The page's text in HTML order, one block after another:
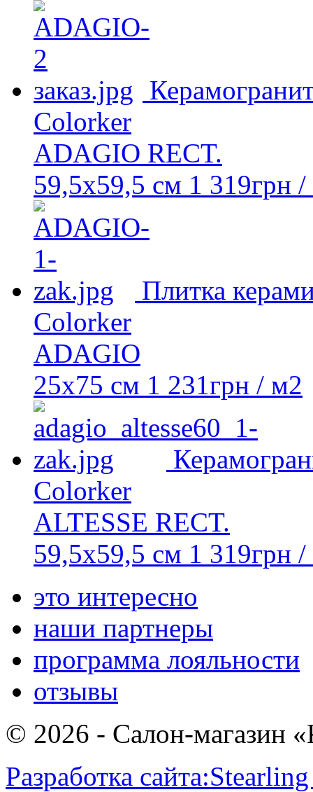
Colorker
ADAGIO RECT.
59,5x59,5 см 1 319грн /
Плитка
Colorker
ADAGIO
25х75 см 1 231грн / м2
Colorker
ALTESSE RECT.
59,5x59,5 см 1 319грн /
это интересно
наши партнеры
программа лояльности
отзывы
© 2026 - Салон-магазин
Разработка сайта: